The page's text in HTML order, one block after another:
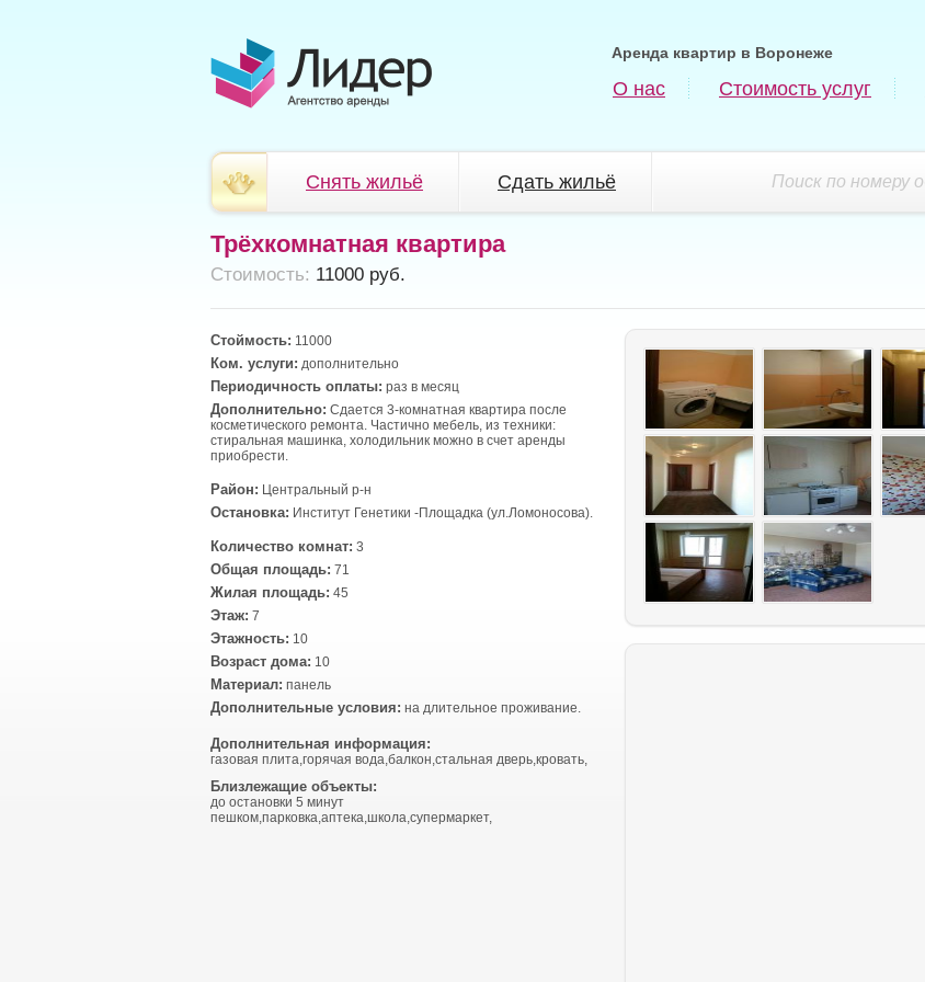
Аренда квартир в Воронеже
О нас Стоимость услуг
Поиск по номеру
Снять жильё Сдать жильё
Трёхкомнатная квартира
Cтоимость: 11000 руб.
Стоймость: 11000
Ком. услуги: дополнительно
Периодичность оплаты: раз в месяц
Дополнительно: Сдается 3-комнатная квартира после
косметического ремонта. Частично мебель, из техники:
стиральная машинка, холодильник можно в счет аренды
приобрести.
Район: Центральный р-н
Остановка: Институт Генетики -Площадка (ул.Ломоносова).
Количество комнат: 3
Общая площадь: 71
Жилая площадь: 45
Этаж: 7
Этажность: 10
Возраст дома: 10
Материал: панель
Дополнительные условия: на длительное проживание.
Дополнительная информация:
газовая плита,горячая вода,балкон,стальная дверь,кровать,
Близлежащие объекты:
до остановки 5 минут
пешком,парковка,аптека,школа,супермаркет,